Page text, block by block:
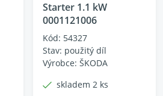
Starter 1.1 kW
0001121006
Kód: 54327
Stav: použitý díl
Výrobce: ŠKODA
skladem 2 ks